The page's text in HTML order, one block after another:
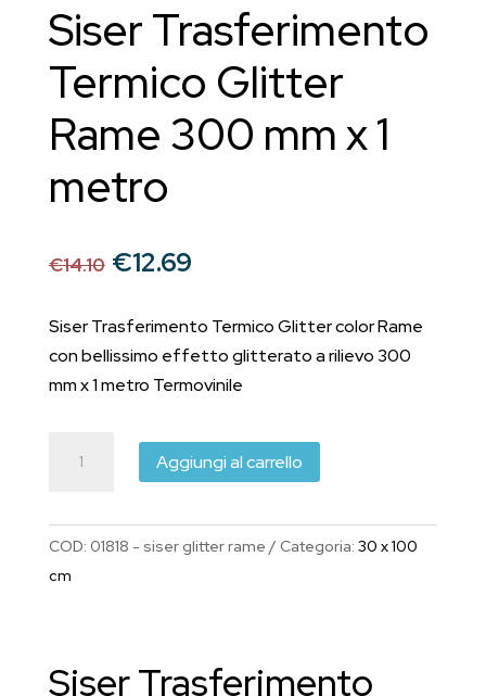
Siser Trasferimento
Termico Glitter
Rame 300 mm x 1
metro
€14.10 Il
originale
era:
€14.10.
€12.69Il
attuale
è:
€12.69.
Siser Trasferimento Termico Glitter color Rame
con bellissimo effetto glitterato a rilievo 300
mm x 1 metro Termovinile
Trasferimento
1
Aggiungi al carrello
COD: 01818 - siser glitter rame Categoria: 30 x 100
cm
Siser Trasferimento